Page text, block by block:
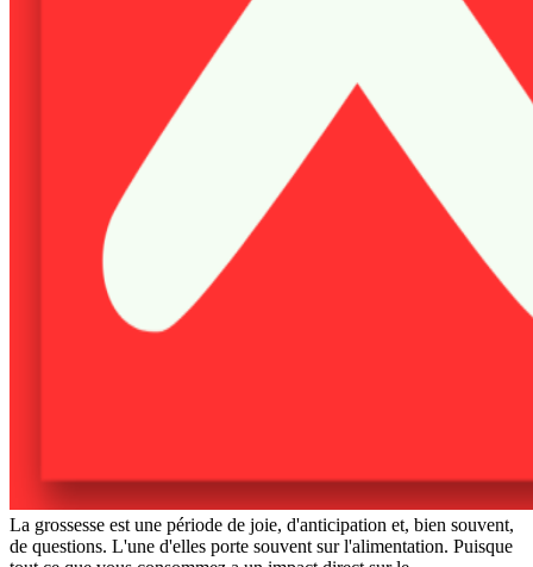
La grossesse est une période de joie, d'anticipation et, bien souvent,
de questions. L'une d'elles porte souvent sur l'alimentation. Puisque